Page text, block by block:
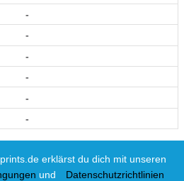
-
-
-
-
-
-
erklärst du dich mit unseren
und
Datenschutzrichtlinien